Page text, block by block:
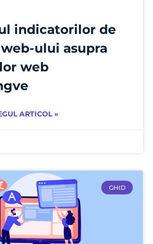
indicatorilor de
ului asupra
web
ARTICOL »
GHID